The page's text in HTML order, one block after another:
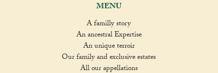
MENU
A familly story
An ancestral Expertise
An unique terroir
Our family and exclusive estates
All our appellations